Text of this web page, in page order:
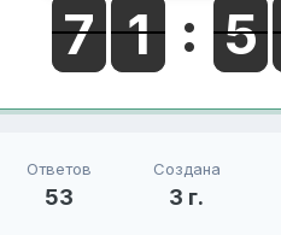
Ответов
53
Создана
3 г.